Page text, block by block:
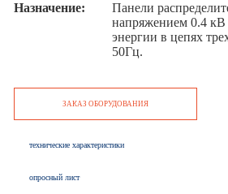
Назначение:
Панели
напряжением 0.4 кВ
энергии в цепях
50Гц.
ЗАКАЗ ОБОРУДОВАНИЯ
технические характеристики
опросный лист